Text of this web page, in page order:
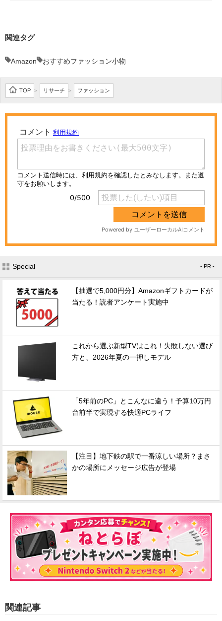
関連タグ
Amazon おすすめファッション小物
TOP > リサーチ > ファッション
Special - PR -
【抽選で5,000円分】Amazonギフトカードが
当たる！読者アンケート実施中
これから選ぶ新型TVはこれ！失敗しない選び
方と、2026年夏の一押しモデル
「5年前のPC」とこんなに違う！予算10万円
台前半で実現する快適PCライフ
【注目】地下鉄の駅で一番涼しい場所？まさ
かの場所にメッセージ広告が登場
関連記事